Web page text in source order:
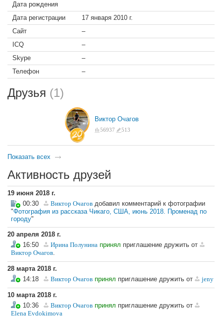
Дата рождения
Дата регистрации
17 января 2010 г.
Сайт
–
ICQ
–
Skype
–
Телефон
–
Друзья (1)
Виктор Очагов
56937 513
Показать всех
Активность друзей
19 июня 2018 г.
00:30
Виктор Очагов добавил комментарий к фотографии
"Фотография из рассказа Чикаго, США, июнь 2018. Променад по
городу"
20 апреля 2018 г.
16:50
Ирина Полунина принял приглашение дружить от
Виктор Очагов.
28 марта 2018 г.
14:18
Виктор Очагов принял приглашение дружить от jeny
10 марта 2018 г.
10:36
Виктор Очагов принял приглашение дружить от
Elena Evdokimova